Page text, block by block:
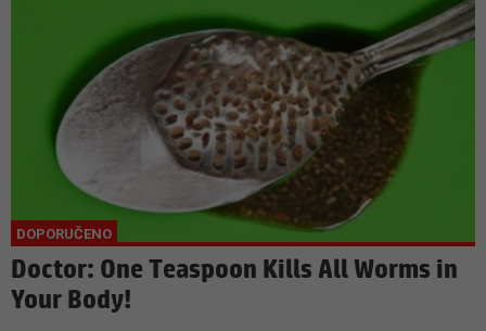
Doctor: One Teaspoon Kills All Worms in
Your Body!